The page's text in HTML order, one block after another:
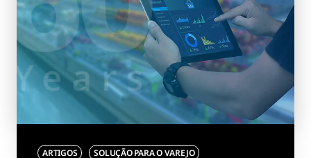
ARTIGOS SOLUÇÃO PARA O VAREJO